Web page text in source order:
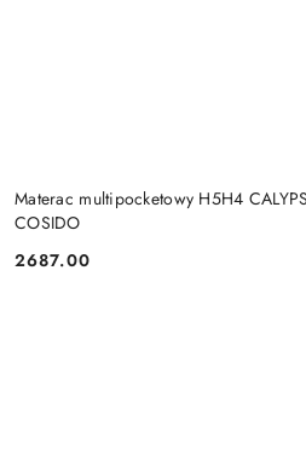
Materac multipocketowy H5H4
COSIDO
Cena:
2687.00